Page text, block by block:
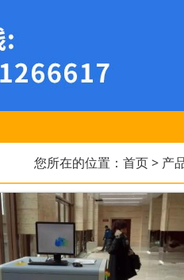
您所在的位置： 首页> 产